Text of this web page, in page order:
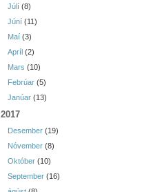
Júlí (8)
Júní (11)
Maí (3)
Apríl (2)
Mars (10)
Febrúar (5)
Janúar (13)
2017
Desember (19)
Nóvember (8)
Október (10)
September (16)